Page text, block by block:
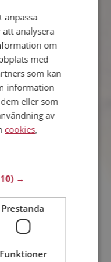
län
40 år
du visa upp dig för
andra singlar
Ta chansen att se
att du är intressant.
län
profil med kuriosa och
medlem på
anpassa
analysera
om
med
som kan
information
eller som
av
cookies,
→
Prestanda
Funktioner